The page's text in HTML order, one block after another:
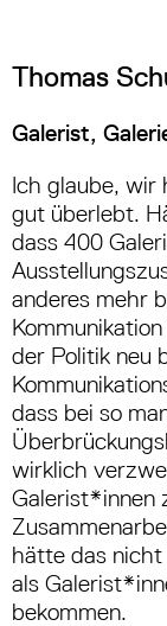
Thomas
Galerist,
Ich glaube, wir
gut überlebt.
dass 400
anderes mehr
der Politik neu
dass bei so
wirklich
Galerist*innen
hätte das
als
bekommen.